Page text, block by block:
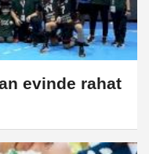
evinde rahat